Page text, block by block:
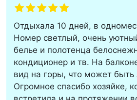
Отдыхала 10 дней, в
Номер светлый, очень
белье и полотенца
кондиционер и тв. На
вид на горы, что может быть
Огромное спасибо хозяйке,